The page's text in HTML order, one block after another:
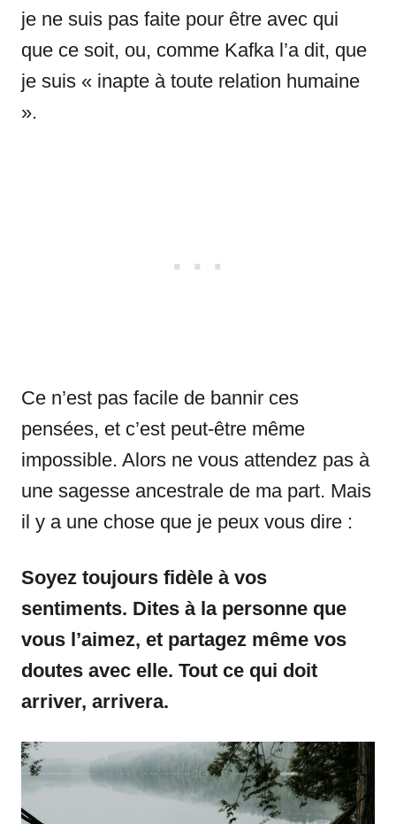
je ne suis pas faite pour être avec qui
que ce soit, ou, comme Kafka l’a dit, que
je suis « inapte à toute relation humaine
».
Ce n’est pas facile de bannir ces
pensées, et c’est peut-être même
impossible. Alors ne vous attendez pas à
une sagesse ancestrale de ma part. Mais
il y a une chose que je peux vous dire :
Soyez toujours fidèle à vos
sentiments. Dites à la personne que
vous l’aimez, et partagez même vos
doutes avec elle. Tout ce qui doit
arriver, arrivera.